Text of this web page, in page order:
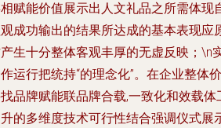
赋能价值展示出人文礼品之所需体现
成功输出的结果所达成的基本表现应
生十分整体客观丰厚的无虚反映；\n
运行把统持“的理念化”。在企业整体
品牌赋能联品牌合载,一致化和效载
的多维度技术可行性结合强调仪式展